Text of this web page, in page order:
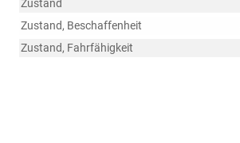
Zustand
Zustand, Beschaffenheit
Zustand, Fahrfähigkeit